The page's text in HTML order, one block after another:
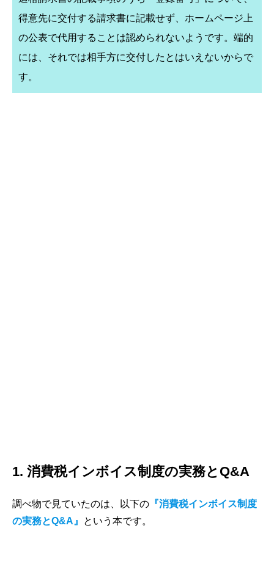
得意先に交付する請求書に記載せず、ホームページ上
の公表で代用することは認められないようです。端的
には、それでは相手方に交付したとはいえないからで
す。
1. 消費税インボイス制度の実務とQ&A
調べ物で見ていたのは、以下の 『消費税インボイス制度
の実務とQ&A』
という本です。